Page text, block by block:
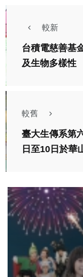
較新
台積電慈善基
及生物多樣性
較舊
臺大生傳系第
日至10日於華